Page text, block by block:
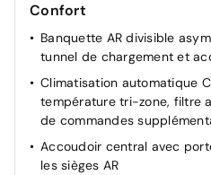
Confort
Banquette AR divisible
tunnel de chargement et
Climatisation automatique
température tri-zone, filtre
de commandes
Accoudoir central avec
les sièges AR